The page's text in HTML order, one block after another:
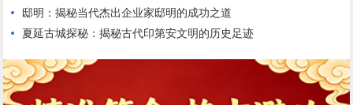
邸明：揭秘当代杰出企业家邸明的成功之道
夏延古城探秘：揭秘古代印第安文明的历史足迹